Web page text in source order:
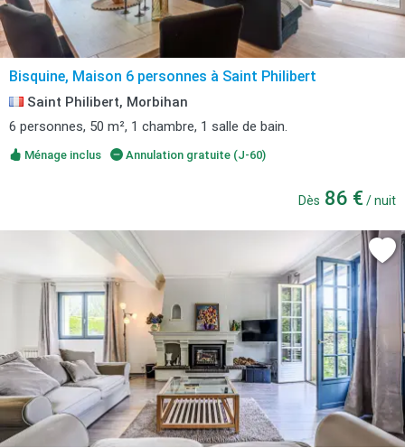
Bisquine, Maison 6 personnes à Saint Philibert
Saint Philibert, Morbihan
6 personnes, 50 m², 1 chambre, 1 salle de bain.
Ménage inclus Annulation gratuite (J-60)
Dès 86 € / nuit